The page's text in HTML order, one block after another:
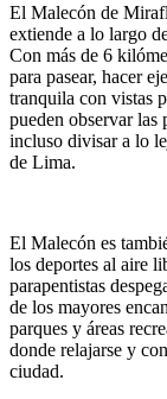
El Malecón de
extiende a lo largo
Con más de 6
para pasear, hacer
tranquila con vistas
pueden observar las
incluso divisar a lo
de Lima.
El Malecón es
los deportes al aire
parapentistas
de los mayores
parques y áreas
donde relajarse y
ciudad.